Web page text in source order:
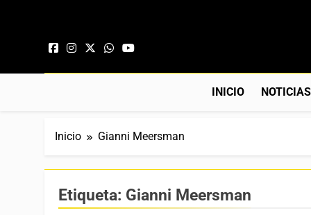
INICIO NOTICIAS
Inicio Gianni Meersman
Etiqueta: Gianni Meersman